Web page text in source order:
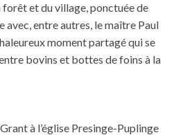
forêt et du village, ponctuée de
avec, entre autres, le maître Paul
moment partagé qui se
bovins et bottes de foins à la
à l’église Presinge-Puplinge